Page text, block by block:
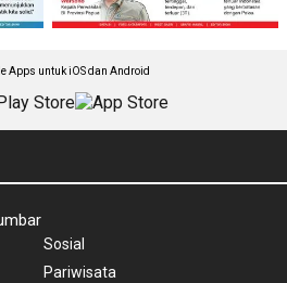
Apps untuk iOS dan Android
Sosial
Pariwisata